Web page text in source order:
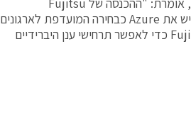
PRIMEFLEX עבור Microsoft Azure Stack מסייעת להדגיש את Azure כבחירה המועדפת לארגונים
הזקוקים לפתרונות IT היברידיים. אנו שמחים לעבוד עם Fujitsu כדי לאפשר תרחישי ענן היברידיים